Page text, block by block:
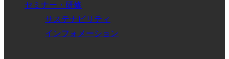
セミナー・研修
サステナビリティ
インフォメーション